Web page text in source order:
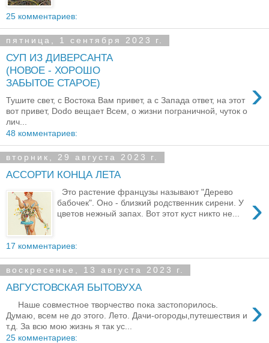
25 комментариев:
пятница, 1 сентября 2023 г.
СУП ИЗ ДИВЕРСАНТА
(НОВОЕ - ХОРОШО
ЗАБЫТОЕ СТАРОЕ)
›
Тушите свет, с Востока Вам привет, а с Запада ответ, на этот
вот привет, Dodo вещает Всем, о жизни пограничной, чуток о
лич...
48 комментариев:
вторник, 29 августа 2023 г.
АССОРТИ КОНЦА ЛЕТА
›
Это растение французы называют "Дерево
бабочек". Оно - близкий родственник сирени. У
цветов нежный запах. Вот этот куст никто не...
17 комментариев:
воскресенье, 13 августа 2023 г.
АВГУСТОВСКАЯ БЫТОВУХА
›
Наше совместное творчество пока застопорилось.
Думаю, всем не до этого. Лето. Дачи-огороды,путешествия и
т.д. За всю мою жизнь я так ус...
25 комментариев: